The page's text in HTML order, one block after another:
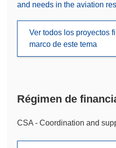
and needs in the aviation
Ver todos los proyectos
marco de este tema
Régimen de
CSA - Coordination and